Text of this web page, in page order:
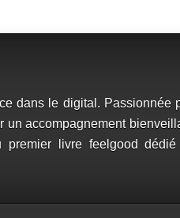
dans le digital. Passionnée
un accompagnement
premier livre feelgood